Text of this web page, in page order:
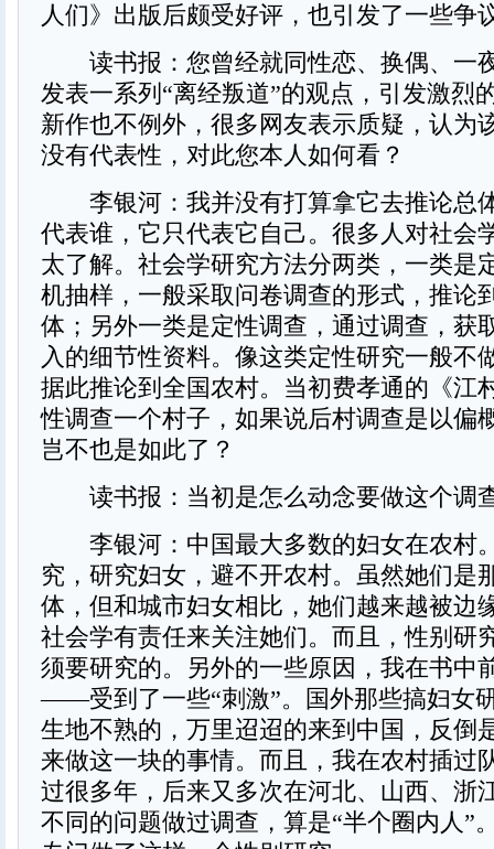
人们》出版后颇受好评，也引发了一些争
读书报：您曾经就同性恋、换偶、一
发表一系列“离经叛道”的观点，引发激烈
新作也不例外，很多网友表示质疑，认为
没有代表性，对此您本人如何看？
李银河：我并没有打算拿它去推论总
代表谁，它只代表它自己。很多人对社会
太了解。社会学研究方法分两类，一类是
机抽样，一般采取问卷调查的形式，推论
体；另外一类是定性调查，通过调查，获
入的细节性资料。像这类定性研究一般不
据此推论到全国农村。当初费孝通的《江
性调查一个村子，如果说后村调查是以偏
岂不也是如此了？
读书报：当初是怎么动念要做这个调
李银河：中国最大多数的妇女在农村
究，研究妇女，避不开农村。虽然她们是
体，但和城市妇女相比，她们越来越被边
社会学有责任来关注她们。而且，性别研
须要研究的。另外的一些原因，我在书中
——受到了一些“刺激”。国外那些搞妇女
生地不熟的，万里迢迢的来到中国，反倒
来做这一块的事情。而且，我在农村插过
过很多年，后来又多次在河北、山西、浙
不同的问题做过调查，算是“半个圈内人”